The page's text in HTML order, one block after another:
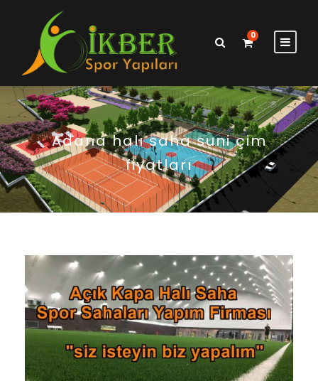
0
Adana halı saha suni çim
fiyatları